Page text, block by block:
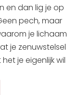
en dan lig je op
pech, maar
je lichaam
je zenuwstelsel
je eigenlijk wil